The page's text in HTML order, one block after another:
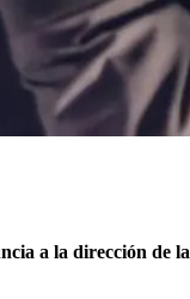
a la dirección de